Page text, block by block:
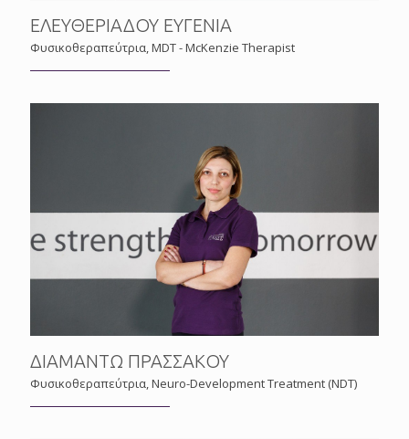
ΕΛΕΥΘΕΡΙΑΔΟΥ ΕΥΓΕΝΙΑ
Φυσικοθεραπεύτρια, MDT - McKenzie Therapist
ΔΙΑΜΑΝΤΩ ΠΡΑΣΣΑΚΟΥ
Φυσικοθεραπεύτρια, Neuro-Development Treatment (NDT)